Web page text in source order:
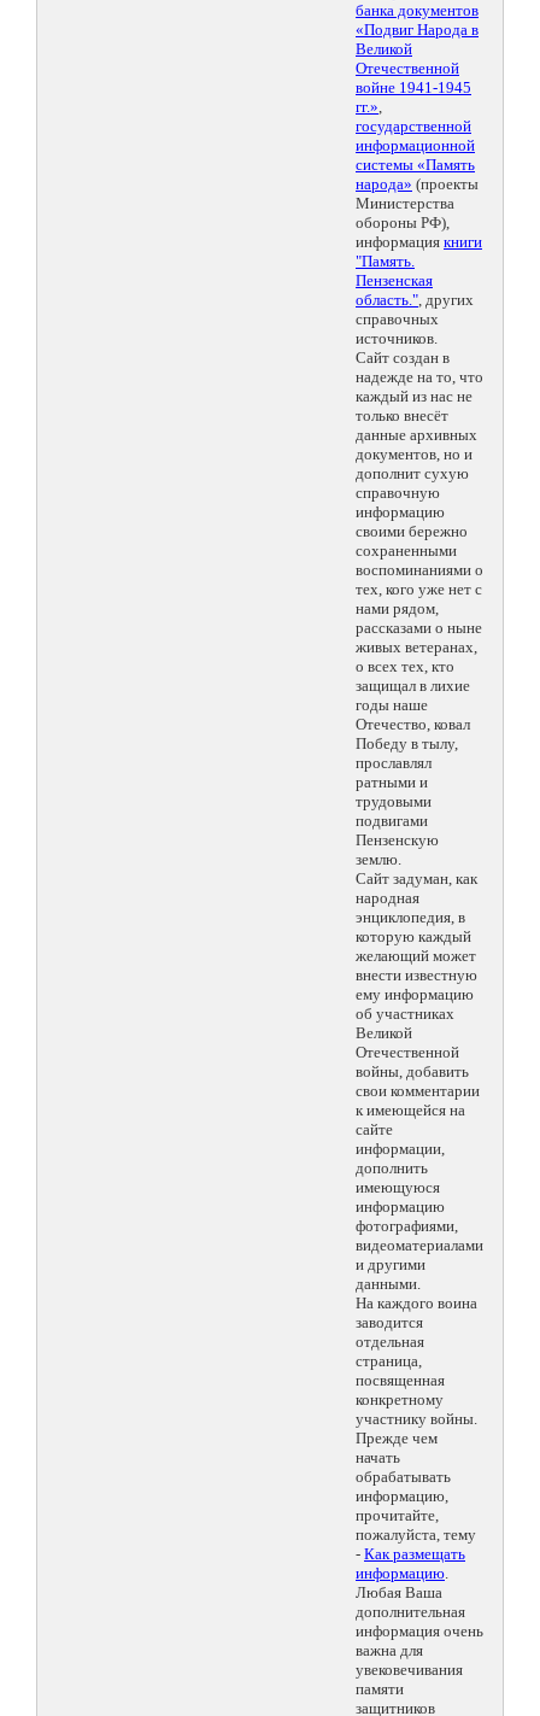
банка документов
«Подвиг Народа в
Великой
Отечественной
войне 1941-1945
гг.»,
государственной
информационной
системы «Память
народа» (проекты
Министерства
обороны РФ),
информация книги
"Память.
Пензенская
область.", других
справочных
источников.
Сайт создан в
надежде на то, что
каждый из нас не
только внесёт
данные архивных
документов, но и
дополнит сухую
справочную
информацию
своими бережно
сохраненными
воспоминаниями о
тех, кого уже нет с
нами рядом,
рассказами о ныне
живых ветеранах,
о всех тех, кто
защищал в лихие
годы наше
Отечество, ковал
Победу в тылу,
прославлял
ратными и
трудовыми
подвигами
Пензенскую
землю.
Сайт задуман, как
народная
энциклопедия, в
которую каждый
желающий может
внести известную
ему информацию
об участниках
Великой
Отечественной
войны, добавить
свои комментарии
к имеющейся на
сайте
информации,
дополнить
имеющуюся
информацию
фотографиями,
видеоматериалами
и другими
данными.
На каждого воина
заводится
отдельная
страница,
посвященная
конкретному
участнику войны.
Прежде чем
начать
обрабатывать
информацию,
прочитайте,
пожалуйста, тему
- Как размещать
информацию.
Любая Ваша
дополнительная
информация очень
важна для
увековечивания
памяти
защитников